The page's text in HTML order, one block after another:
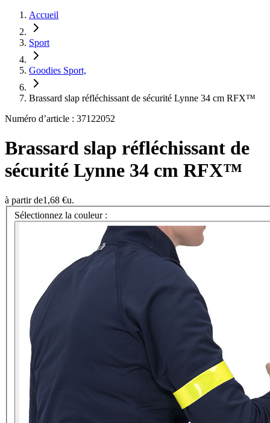
Accueil
Sport
Goodies Sport,
Brassard slap réfléchissant de sécurité Lynne 34 cm RFX™
Numéro d’article : 37122052
Brassard slap réfléchissant de
sécurité Lynne 34 cm RFX™
à partir de1,68 €u.
Sélectionnez la couleur :